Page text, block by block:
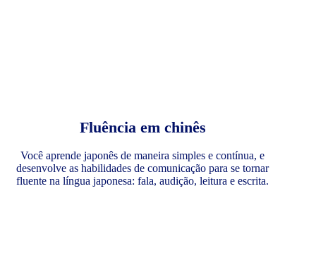
Fluência em chinês
Você aprende japonês de maneira simples e contínua, e
desenvolve as habilidades de comunicação para se tornar
fluente na língua japonesa: fala, audição, leitura e escrita.